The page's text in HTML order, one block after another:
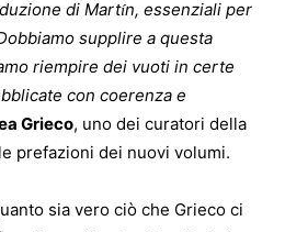
di Martín, essenziali per
supplire a questa
riempire dei vuoti in certe
con coerenza e
Grieco, uno dei curatori della
prefazioni dei nuovi volumi.
sia vero ciò che Grieco ci